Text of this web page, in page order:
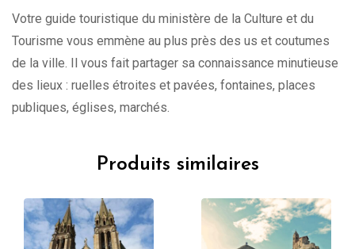
Votre guide touristique du ministère de la Culture et du
Tourisme vous emmène au plus près des us et coutumes
de la ville. Il vous fait partager sa connaissance minutieuse
des lieux : ruelles étroites et pavées, fontaines, places
publiques, églises, marchés.
Produits similaires